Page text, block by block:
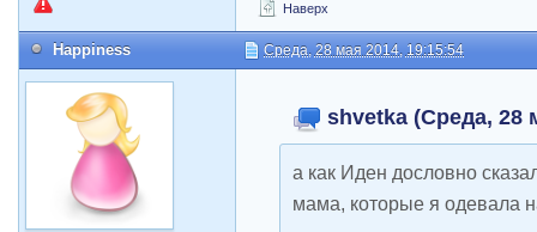
Наверх
Happiness Среда, 28 мая 2014, 19:15:54
shvetka (Среда, 28
а как Иден дословно
мама, которые я одевала